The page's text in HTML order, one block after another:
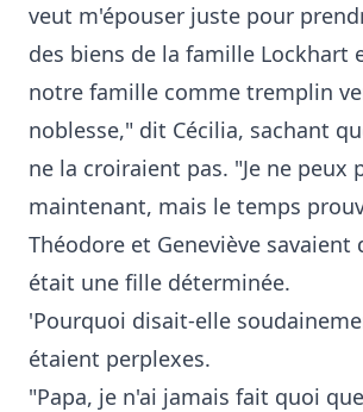
veut m'épouser juste pour
des biens de la famille Lockhart
notre famille comme tremplin
noblesse," dit Cécilia, sachant
ne la croiraient pas. "Je ne peux
maintenant, mais le temps
Théodore et Geneviève savaient
était une fille déterminée.
'Pourquoi disait-elle
étaient perplexes.
"Papa, je n'ai jamais fait quoi